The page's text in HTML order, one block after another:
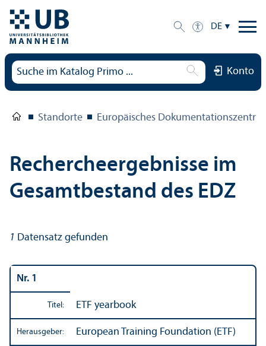
DE
Konto
Standorte Europäisches
Rechercheergebnisse im
Gesamtbestand des EDZ
1 Datensatz gefunden
Nr. 1
Titel: ETF yearbook
Herausgeber: European Training Foundation (ETF)